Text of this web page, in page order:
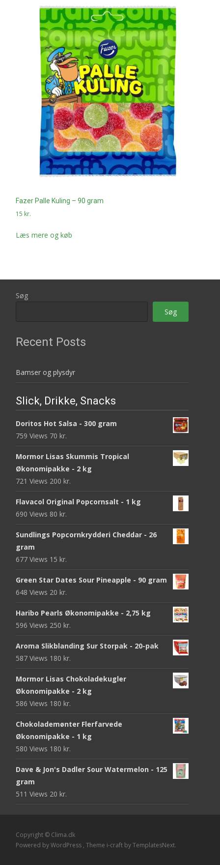
Fazer Palle Kuling – 90 gram
15 kr.
Læs mere og køb
Søg
Søg
Recent Posts
Bamser og plysdyr
Slick, Drikke, Snacks
Doritos Hot Salsa - 300 gram
759 Views 70 kr.
Mormor Lisas Skummis Tropical
Økonomipakke - 2 kg
721 Views 200 kr.
Flavacol Original Popcornsalt - 1 kg
690 Views 80 kr.
Sundlings Popcornkrydderi Cheddar - 26
gram
677 Views 15 kr.
Green Star Dates Sour Pineapple - 90 gram
648 Views 20 kr.
Haribo Pearls Økonomipakke - 2,75 kg
596 Views 250 kr.
Aroma Slikblanding Sur Storpak - 20-pak
587 Views 180 kr.
Mormor Lisas Chokoladekugler
Økonomipakke - 2 kg
586 Views 180 kr.
Chokolademønter Flerfarvede
Økonomipakke - 1 kg
580 Views 180 kr.
Dave & Jon's Dadler Sour Watermelon - 125
gram
511 Views 20 kr.
Copyright © Clima.dk
Powered by WordPress , Theme i-craft by TemplatesNext.